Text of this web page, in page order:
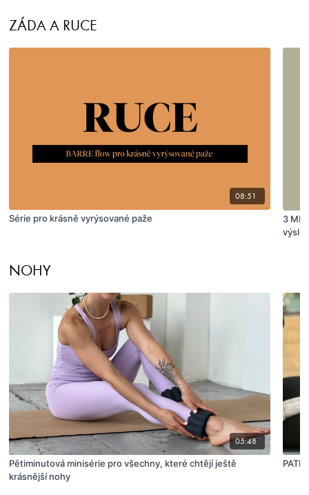
ZÁDA A RUCE
08:51
Série pro krásně vyrýsované paže
3
NOHY
05:48
Pětiminutová minisérie pro všechny, které chtějí ještě
krásnější nohy